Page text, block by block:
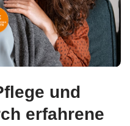
und
erfahrene